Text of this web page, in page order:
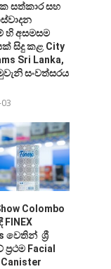
සත්කාර සහ
හි අසමසම
සිදු කළ City
Sri Lanka,
සංවත්සරය
Colombo
FINEX
වෙතින් ශ්‍රී
Facial